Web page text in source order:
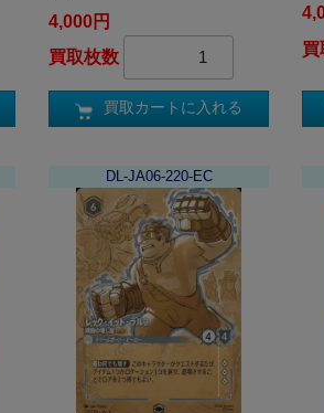
4,000円
買取枚数
買取カートに入れる
買
DL-JA06-220-EC